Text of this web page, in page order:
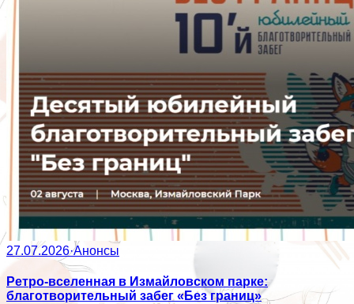
27.07.2026·Анонсы
Ретро-вселенная в Измайловском парке:
благотворительный забег «Без границ»